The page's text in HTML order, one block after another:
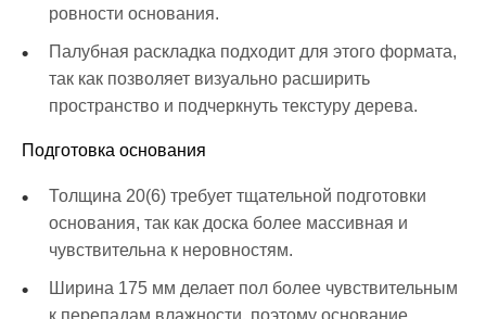
ровности основания.
Палубная раскладка подходит для этого формата,
так как позволяет визуально расширить
пространство и подчеркнуть текстуру дерева.
Подготовка основания
Толщина 20(6) требует тщательной подготовки
основания, так как доска более массивная и
чувствительна к неровностям.
Ширина 175 мм делает пол более чувствительным